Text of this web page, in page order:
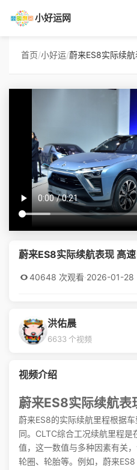
小好运网
首页
经验指南
技巧百科
生活资讯
首页 /小好运/蔚来ES8实际续
蔚来ES8实际续航表现 高
40648 次观看·2026-01-28
洪佑晨
6633 个视频
视频介绍
蔚来ES8实际续航表
蔚来ES8的实际续航里程根据
同。CLTC综合工况续航里程
值，这一数值与多种因素有关
轮圈、轮胎等。例如，蔚来